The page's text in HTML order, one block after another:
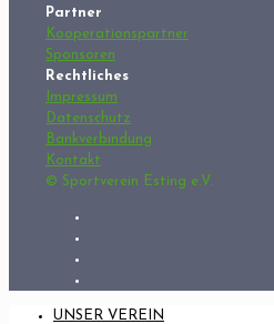
Partner
Kooperationspartner
Sponsoren
Rechtliches
Impressum
Datenschutz
Bankverbindung
Kontakt
© Sportverein Esting e.V.
UNSER VEREIN